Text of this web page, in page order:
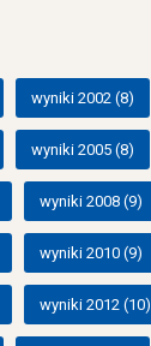
wyniki 2002 (8)
wyniki 2005 (8)
wyniki 2008 (9)
wyniki 2010 (9)
wyniki 2012 (10)